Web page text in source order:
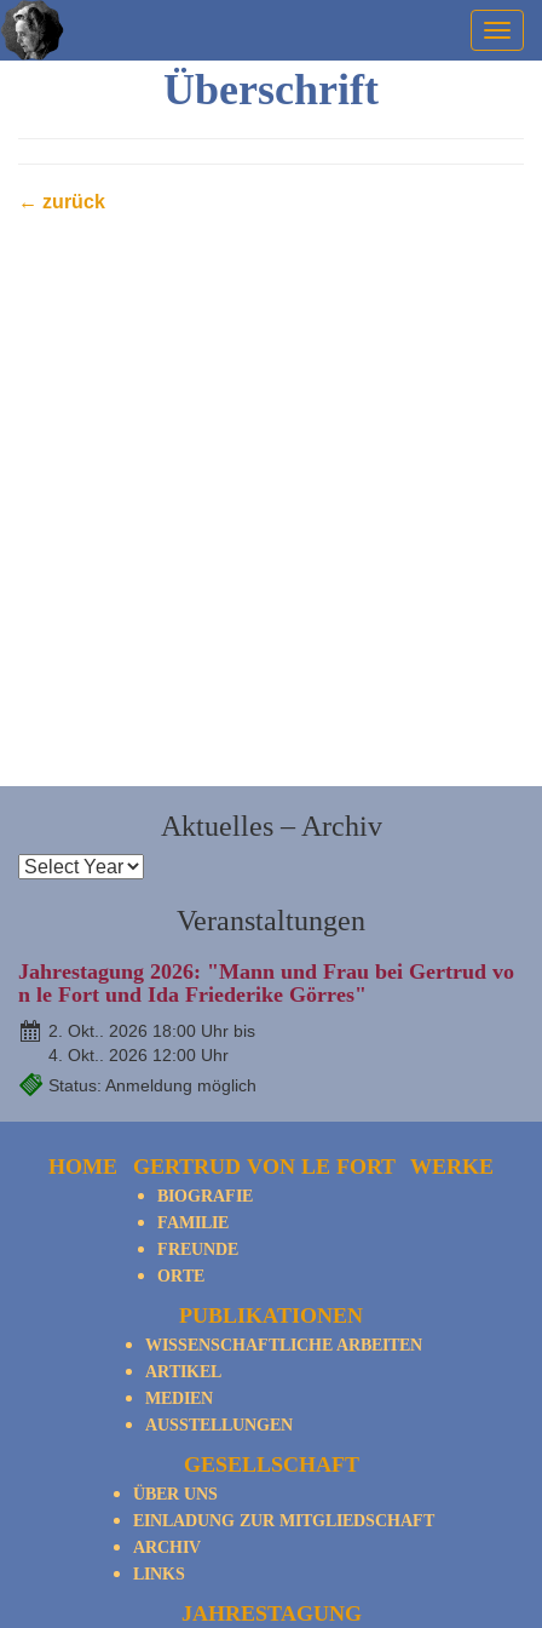
Überschrift
← zurück
Aktuelles – Archiv
Veranstaltungen
Jahrestagung 2026: "Mann und Frau bei Gertrud vo
n le Fort und Ida Friederike Görres"
2. Okt.. 2026 18:00 Uhr bis
4. Okt.. 2026 12:00 Uhr
Status: Anmeldung möglich
HOME GERTRUD VON LE FORT
BIOGRAFIE
FAMILIE
FREUNDE
ORTE
WERKE
PUBLIKATIONEN
WISSENSCHAFTLICHE ARBEITEN
ARTIKEL
MEDIEN
AUSSTELLUNGEN
GESELLSCHAFT
ÜBER UNS
EINLADUNG ZUR MITGLIEDSCHAFT
ARCHIV
LINKS
JAHRESTAGUNG